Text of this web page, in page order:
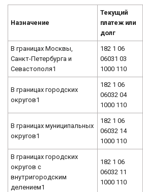
Назначение
Текущий
платеж или
долг
В границах Москвы,
Санкт-Петербурга и
Севастополя1
182 1 06
06031 03
1000 110
В границах городских
округов1
182 1 06
06032 04
1000 110
В границах муниципальных
округов1
182 1 06
06032 14
1000 110
В границах городских
округов с
внутригородским
делением1
182 1 06
06032 11
1000 110